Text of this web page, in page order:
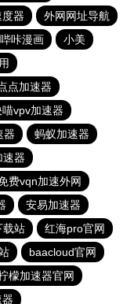
器
外网网址导航
哔咔漫画
小美
点加速器
喵vpv加速器
器
蚂蚁加速器
速器
费vqn加速外网
安易加速器
载站
红海pro官网
baacloud官网
檬加速器官网